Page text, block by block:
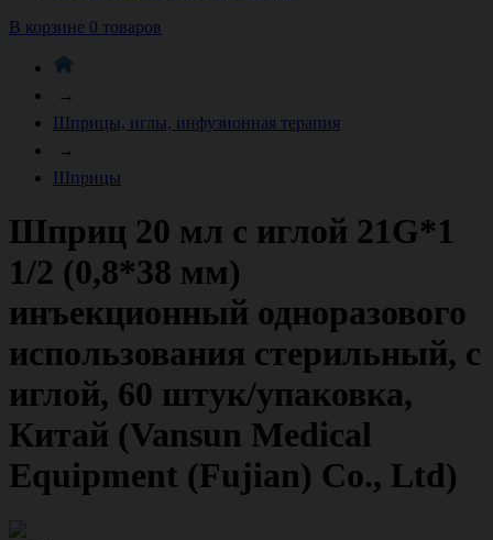
В корзине 0 товаров
→
Шприцы, иглы, инфузионная терапия
→
Шприцы
Шприц 20 мл с иглой 21G*1
1/2 (0,8*38 мм)
инъекционный одноразового
использования стерильный, с
иглой, 60 штук/упаковка,
Китай (Vansun Medical
Equipment (Fujian) Co., Ltd)